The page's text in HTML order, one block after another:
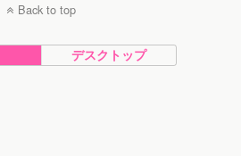
Back to top
デスクトップ